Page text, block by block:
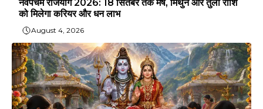
नवपंचम राजयोग 2026: 18 सितंबर तक मेष, मिथुन और तुला राशि
को मिलेगा करियर और धन लाभ
August 4, 2026